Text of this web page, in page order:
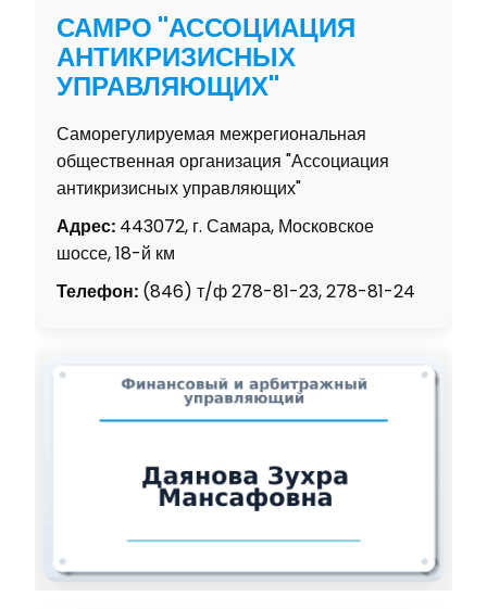
САМРО "АССОЦИАЦИЯ
АНТИКРИЗИСНЫХ
УПРАВЛЯЮЩИХ"
Саморегулируемая межрегиональная
общественная организация "Ассоциация
антикризисных управляющих"
Адрес: 443072, г. Самара, Московское
шоссе, 18-й км
Телефон: (846) т/ф 278-81-23, 278-81-24